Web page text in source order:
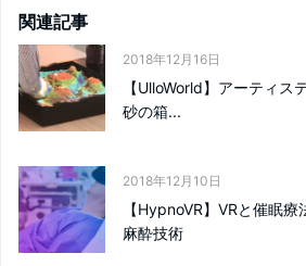
関連記事
2018年12月16日
【UlloWorld】アーティス
砂の箱...
2018年12月10日
【HypnoVR】VRと催眠
麻酔技術